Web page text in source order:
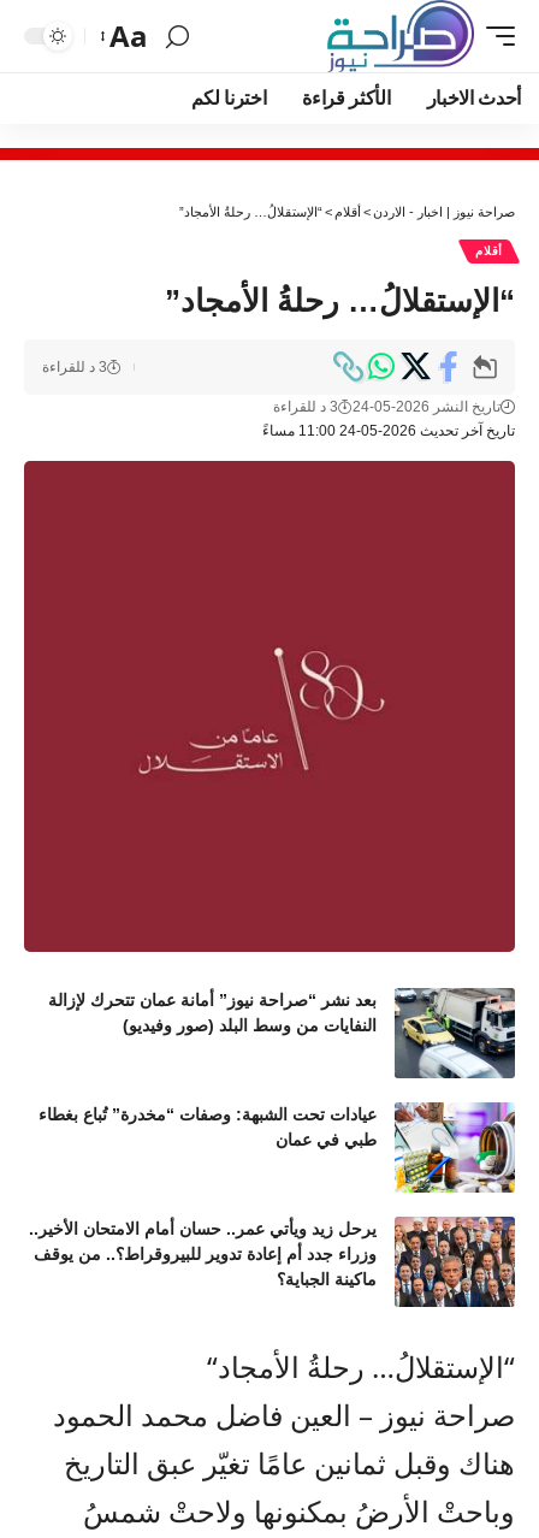
Aa
أحدث الاخبار الأكثر قراءة اخترنا لكم
صراحة نيوز | اخبار - الاردن>أقلام >“الإستقلالُ… رحلةُ الأمجاد”
أقلام
“الإستقلالُ… رحلةُ الأمجاد”
تاريخ آخر تحديث 2026-05-24 11:00 مساءً
تاريخ النشر 2026-05-24 3 د للقراءة
3 د للقراءة
بعد نشر “صراحة نيوز” أمانة عمان تتحرك لإزالة
النفايات من وسط البلد (صور وفيديو)
عيادات تحت الشبهة: وصفات “مخدرة” تُباع بغطاء
طبي في عمان
يرحل زيد ويأتي عمر.. حسان أمام الامتحان الأخير..
وزراء جدد أم إعادة تدوير للبيروقراط؟.. من يوقف
ماكينة الجباية؟
“الإستقلالُ… رحلةُ الأمجاد“
صراحة نيوز – العين فاضل محمد الحمود
هناك وقبل ثمانين عامًا تغيّر عبق التاريخ
وباحتْ الأرضُ بمكنونها ولاحتْ شمسُ